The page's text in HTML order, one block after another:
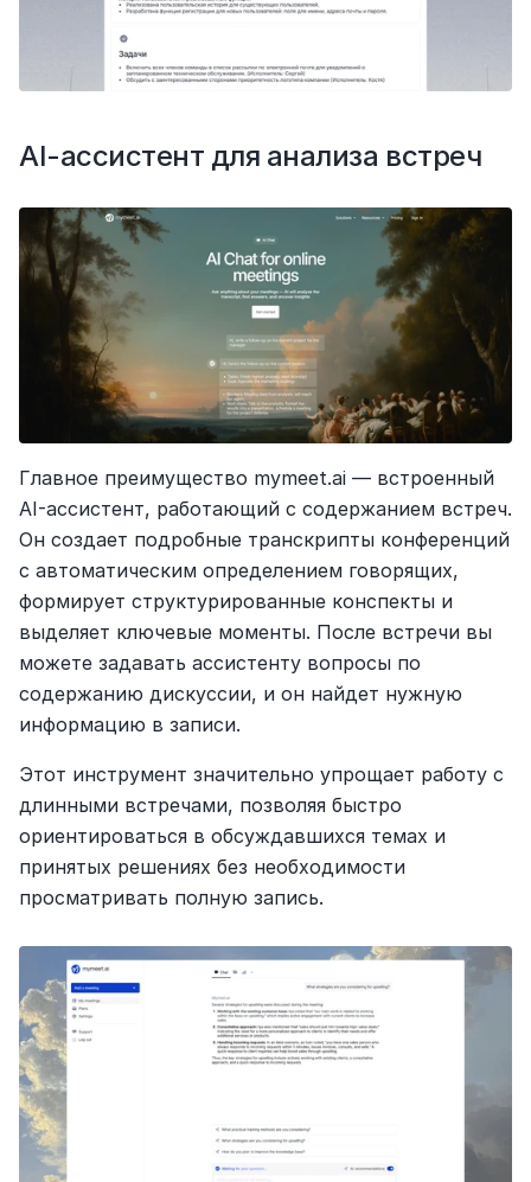
AI-ассистент для анализа встреч
Главное преимущество mymeet.ai — встроенный
AI-ассистент, работающий с содержанием встреч.
Он создает подробные транскрипты конференций
с автоматическим определением говорящих,
формирует структурированные конспекты и
выделяет ключевые моменты. После встречи вы
можете задавать ассистенту вопросы по
содержанию дискуссии, и он найдет нужную
информацию в записи.
Этот инструмент значительно упрощает работу с
длинными встречами, позволяя быстро
ориентироваться в обсуждавшихся темах и
принятых решениях без необходимости
просматривать полную запись.